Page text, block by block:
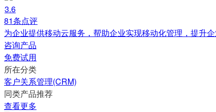
3.6
81条点评
为企业提供移动云服务，帮助企业实现移动化管理，提升企
咨询产品
免费试用
所在分类
客户关系管理(CRM)
同类产品推荐
查看更多